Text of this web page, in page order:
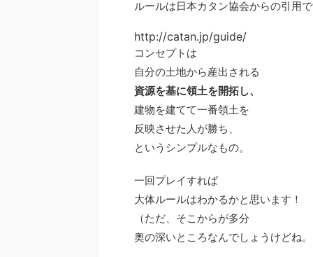
ルールは日本カタン協会からの引用で
http://catan.jp/guide/
コンセプトは
自分の土地から産出される
資源を基に領土を開拓し、
建物を建てて一番領土を
反映させた人が勝ち、
というシンプルなもの。
一回プレイすれば
大体ルールはわかるかと思います！
（ただ、そこからが多分
奥の深いところなんでしょうけどね